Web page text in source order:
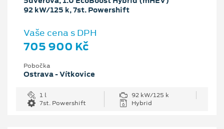
92 kW/125 k, 7st. Powershift
Vaše cena s DPH
705 900 Kč
Pobočka
Ostrava - Vítkovice
1 l
92 kW/125 k
7st. Powershift
Hybrid